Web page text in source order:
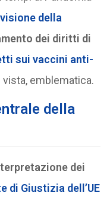
della
dei diritti di
sui vaccini anti-
emblematica.
della
dei
di Giustizia dell’UE